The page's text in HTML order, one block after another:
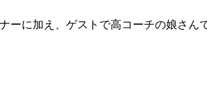
ーに加え、ゲストで高コーチの娘さん